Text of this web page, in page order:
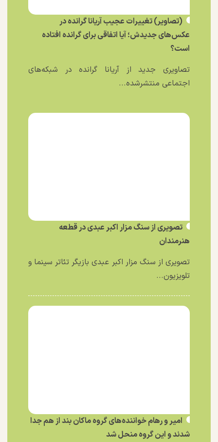
(تصاویر) تغییرات عجیب آریانا گرانده در
عکس‌های جدیدش؛ آیا اتفاقی برای گرانده افتاده
است؟
تصاویری جدید از آریانا گرانده در شبکه‌های
اجتماعی منتشرشده...
تصویری از سنگ مزار اکبر عبدی در قطعه
هنرمندان
تصویری از سنگ مزار اکبر عبدی بازیگر تئاتر سینما و
تلویزیون...
امیر و رهام خواننده‌های گروه ماکان بند از هم جدا
شدند و این گروه منحل شد